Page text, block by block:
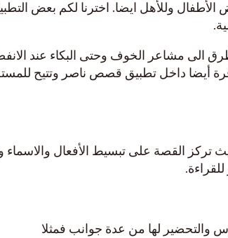
وللأهل ايضا. اخترنا لكم بعض
الى مشاعر الخوف وحتى البكاء عند
أيضا داخل تطبيق قصص ناصر وتتيح
القصة على تبسيط الأفعال والاسماء
والتحضير لها من عدة جوانب فمثلا